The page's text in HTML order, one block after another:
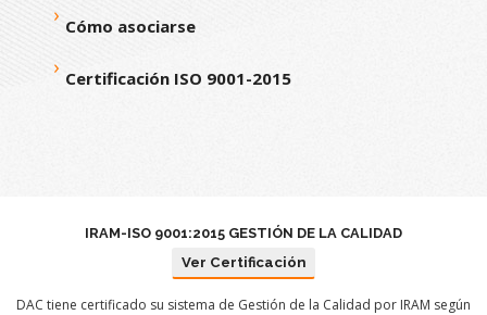
Cómo asociarse
Certificación ISO 9001-2015
IRAM-ISO 9001:2015 GESTIÓN DE LA CALIDAD
Ver Certificación
DAC tiene certificado su sistema de Gestión de la Calidad por IRAM según